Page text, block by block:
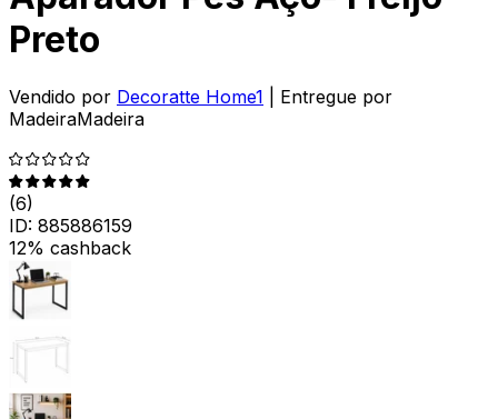
Preto
Vendido por Decoratte Home1
| Entregue por
MadeiraMadeira
(6)
ID: 885886159
12% cashback